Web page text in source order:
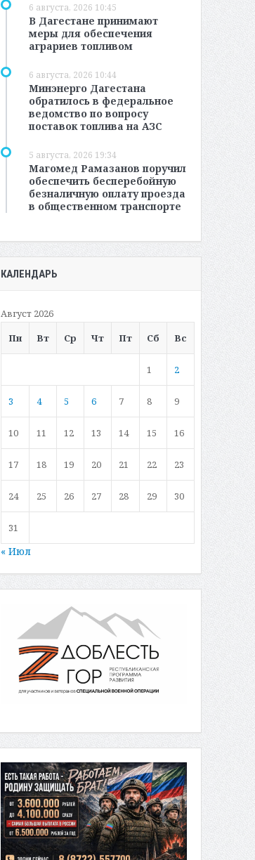
6 августа, 2026 10:45
В Дагестане принимают
меры для обеспечения
аграриев топливом
6 августа, 2026 10:44
Минэнерго Дагестана
обратилось в федеральное
ведомство по вопросу
поставок топлива на АЗС
5 августа, 2026 19:34
Магомед Рамазанов поручил
обеспечить бесперебойную
безналичную оплату проезда
в общественном транспорте
КАЛЕНДАРЬ
Август 2026
Пн
Вт Ср Чт Пт Сб Вс
1 2
3 4 5 6 7 8 9
10 11 12 13 14 15 16
17 18 19 20 21 22 23
24 25 26 27 28 29 30
31
« Июл